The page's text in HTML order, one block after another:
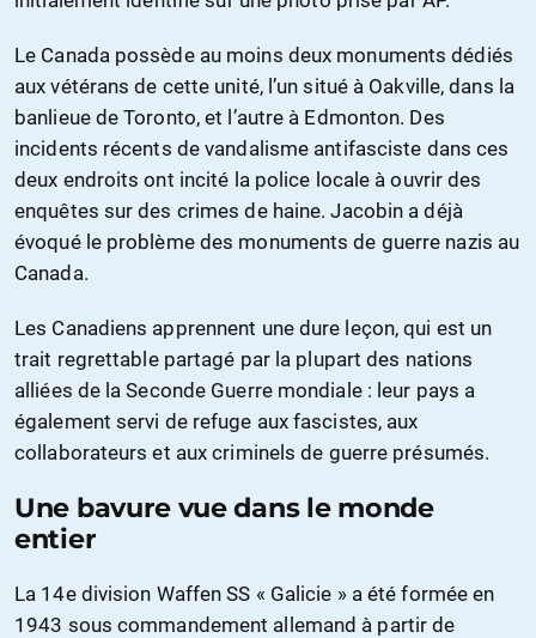
Le Canada possède au moins deux monuments dédiés
aux vétérans de cette unité, l’un situé à Oakville, dans la
banlieue de Toronto, et l’autre à Edmonton. Des
incidents récents de vandalisme antifasciste dans ces
deux endroits ont incité la police locale à ouvrir des
enquêtes sur des crimes de haine. Jacobin a déjà
évoqué le problème des monuments de guerre nazis au
Canada.
Les Canadiens apprennent une dure leçon, qui est un
trait regrettable partagé par la plupart des nations
alliées de la Seconde Guerre mondiale : leur pays a
également servi de refuge aux fascistes, aux
collaborateurs et aux criminels de guerre présumés.
Une bavure vue dans le monde
entier
La 14e division Waffen SS « Galicie » a été formée en
1943 sous commandement allemand à partir de